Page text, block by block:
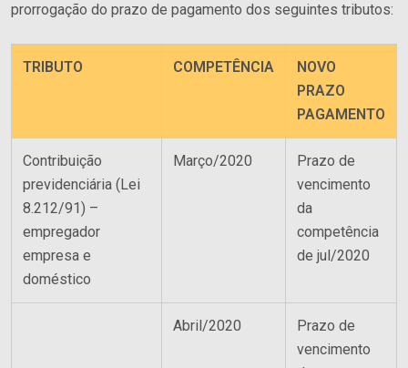
prorrogação do prazo de pagamento dos seguintes tributos:
TRIBUTO COMPETÊNCIA
NOVO
PRAZO
PAGAMENTO
Contribuição
previdenciária (Lei
8.212/91) –
empregador
empresa e
doméstico
Março/2020
Prazo de
vencimento
da
competência
de jul/2020
Abril/2020
Prazo de
vencimento